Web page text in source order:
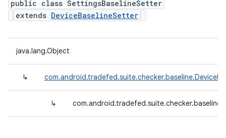
public class SettingsBaselineSetter
extends DeviceBaselineSetter
java.lang.Object
↳
↳